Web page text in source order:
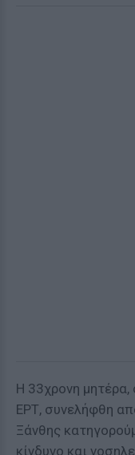
Η 33χρονη
ΕΡΤ, συνελήφθη
Ξάνθης
κίνδυνο και